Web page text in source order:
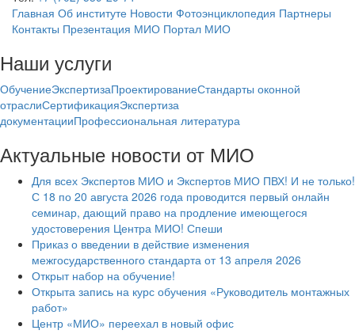
Главная Об институте Новости Фотоэнциклопедия Партнеры
Контакты Презентация МИО Портал МИО
Наши услуги
ОбучениеЭкспертизаПроектированиеСтандарты оконной
отраслиСертификацияЭкспертиза
документацииПрофессиональная литература
Актуальные новости от МИО
Для всех Экспертов МИО и Экспертов МИО ПВХ! И не только!
С 18 по 20 августа 2026 года проводится первый онлайн
семинар, дающий право на продление имеющегося
удостоверения Центра МИО! Спеши
Приказ о введении в действие изменения
межгосударственного стандарта от 13 апреля 2026
Открыт набор на обучение!
Открыта запись на курс обучения «Руководитель монтажных
работ»
Центр «МИО» переехал в новый офис